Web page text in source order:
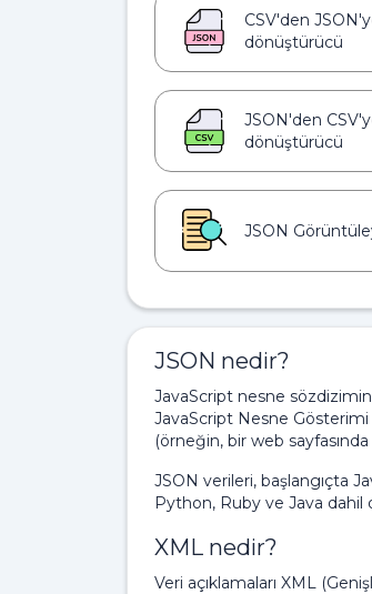
CSV'den
dönüştürücü
JSON'den
dönüştürücü
JSON
JSON nedir?
JavaScript nesne
JavaScript Nesne Gösterimi
(örneğin, bir web
JSON verileri, başlangıçta
Python, Ruby ve Java
XML nedir?
Veri açıklamaları XML